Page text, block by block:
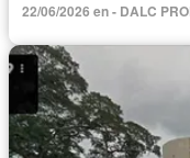
22/06/2026 en - DALC